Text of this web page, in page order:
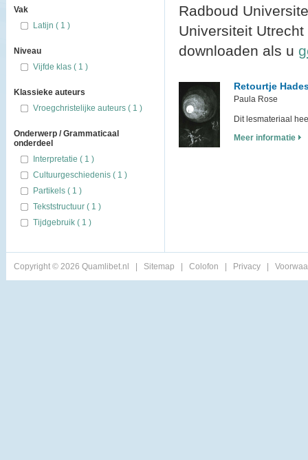
Vak
Latijn ( 1 )
Niveau
Vijfde klas ( 1 )
Klassieke auteurs
Vroegchristelijke auteurs ( 1 )
Onderwerp / Grammaticaal
onderdeel
Interpretatie ( 1 )
Cultuurgeschiedenis ( 1 )
Partikels ( 1 )
Tekststructuur ( 1 )
Tijdgebruik ( 1 )
Radboud
Universiteit
downloaden als u
Retourtje
Paula Rose
Dit lesmateriaal
Meer informatie
Copyright © 2026 Quamlibet.nl Sitemap Colofon Privacy